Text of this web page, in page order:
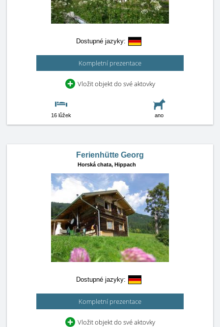
Dostupné jazyky:
Kompletní prezentace
Vložit objekt do své aktovky
16 lůžek ano
Ferienhütte Georg
Horská chata, Hippach
Dostupné jazyky:
Kompletní prezentace
Vložit objekt do své aktovky